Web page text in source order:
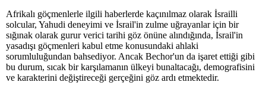
Afrikalı göçmenlerle ilgili haberlerde kaçınılmaz olarak İsrailli
solcular, Yahudi deneyimi ve İsrail'in zulme uğrayanlar için bir
sığınak olarak gurur verici tarihi göz önüne alındığında, İsrail'in
yasadışı göçmenleri kabul etme konusundaki ahlaki
sorumluluğundan bahsediyor. Ancak Bechor'un da işaret ettiği gibi
bu durum, sıcak bir karşılamanın ülkeyi bunaltacağı, demografisini
ve karakterini değiştireceği gerçeğini göz ardı etmektedir.